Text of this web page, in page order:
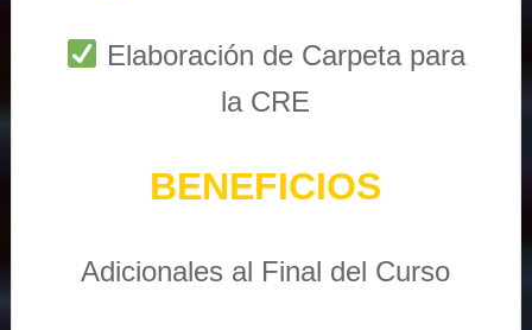
Elaboración de Carpeta para
la CRE
BENEFICIOS
Adicionales al Final del Curso